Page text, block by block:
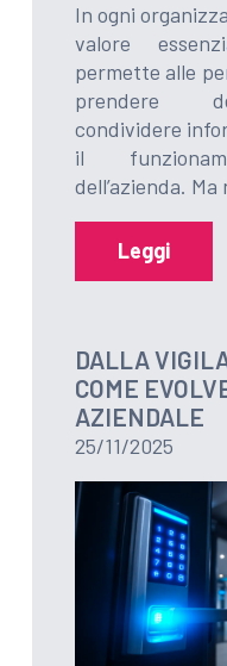
In ogni
valore
permette alle
prendere
condividere
il
dell’azienda.
Leggi
DALLA
COME
AZIENDALE
25/11/2025